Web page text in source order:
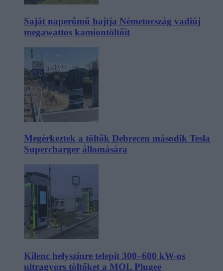
Saját naperőmű hajtja Németország vadiúj
megawattos kamiontöltőit
Megérkeztek a töltők Debrecen második Tesla
Supercharger állomására
Kilenc helyszínre telepít 300–600 kW-os
ultragyors töltőket a MOL Plugee